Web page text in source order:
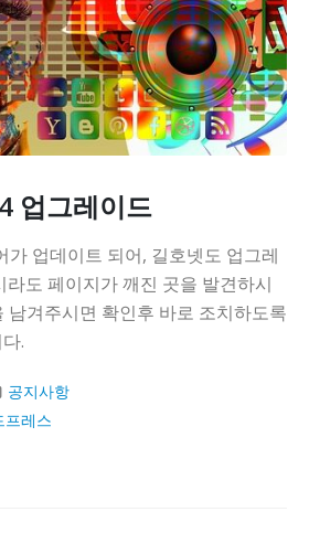
업그레이드
가 업데이트 되어, 길호넷도 업그레
라도 페이지가 깨진 곳을 발견하시
남겨주시면 확인후 바로 조치하도록
.
공지사항
프레스